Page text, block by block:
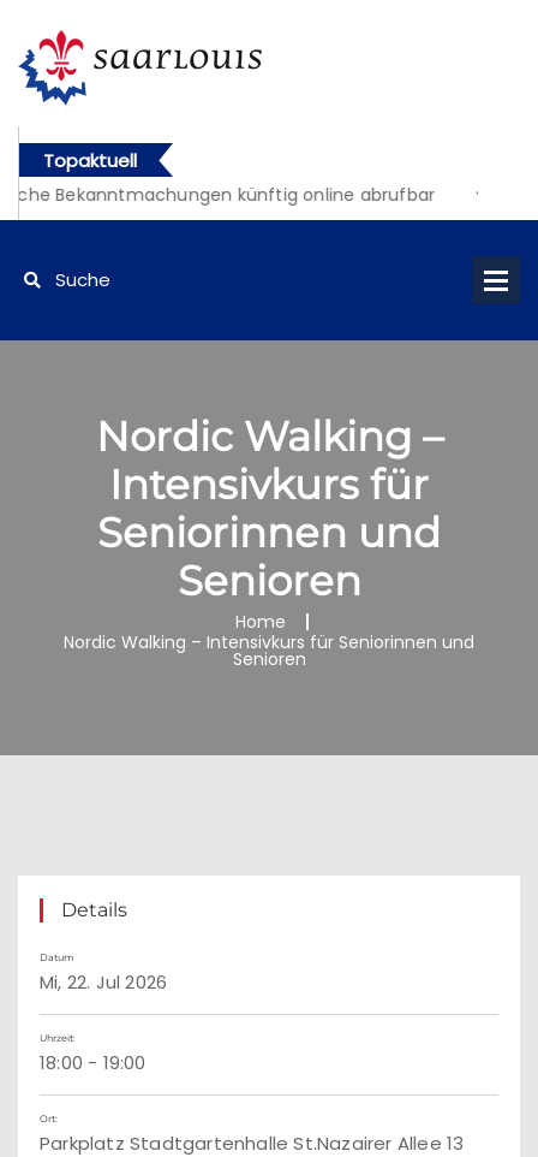
Topaktuell
Bekanntmachungen künftig online abrufbar
Nordic Walking –
Intensivkurs für
Seniorinnen und
Senioren
Home
Nordic Walking – Intensivkurs für Seniorinnen und
Senioren
Details
Datum
Mi, 22. Jul 2026
Uhrzeit:
18:00 - 19:00
Ort:
Parkplatz Stadtgartenhalle St.Nazairer Allee 13